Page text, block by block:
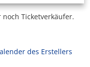
Ticketverkäufer.
des Erstellers